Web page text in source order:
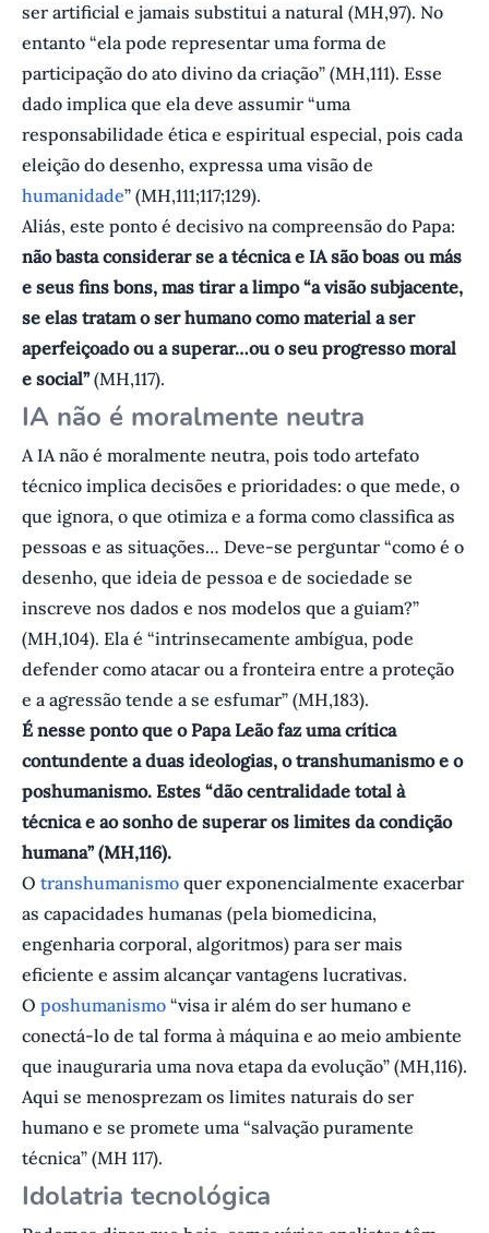
ser artificial e jamais substitui a natural (MH,97). No
entanto “ela pode representar uma forma de
participação do ato divino da criação” (MH,111). Esse
dado implica que ela deve assumir “uma
responsabilidade ética e espiritual especial, pois cada
eleição do desenho, expressa uma visão de
humanidade” (MH,111;117;129).
Aliás, este ponto é decisivo na compreensão do Papa:
não basta considerar se a técnica e IA são boas ou más
e seus fins bons, mas tirar a limpo “a visão subjacente,
se elas tratam o ser humano como material a ser
aperfeiçoado ou a superar…ou o seu progresso moral
e social”(MH,117).
IA não é moralmente neutra
A IA não é moralmente neutra, pois todo artefato
técnico implica decisões e prioridades: o que mede, o
que ignora, o que otimiza e a forma como classifica as
pessoas e as situações… Deve-se perguntar “como é o
desenho, que ideia de pessoa e de sociedade se
inscreve nos dados e nos modelos que a guiam?”
(MH,104). Ela é “intrinsecamente ambígua, pode
defender como atacar ou a fronteira entre a proteção
e a agressão tende a se esfumar” (MH,183).
É nesse ponto que o Papa Leão faz uma crítica
contundente a duas ideologias, o transhumanismo e o
poshumanismo. Estes “dão centralidade total à
técnica e ao sonho de superar os limites da condição
humana” (MH,116).
O transhumanismo quer exponencialmente exacerbar
as capacidades humanas (pela biomedicina,
engenharia corporal, algoritmos) para ser mais
eficiente e assim alcançar vantagens lucrativas.
O poshumanismo “visa ir além do ser humano e
conectá-lo de tal forma à máquina e ao meio ambiente
que inauguraria uma nova etapa da evolução” (MH,116).
Aqui se menosprezam os limites naturais do ser
humano e se promete uma “salvação puramente
técnica” (MH 117).
Idolatria tecnológica